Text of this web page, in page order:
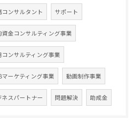
コンサルタント サポート
資金コンサルティング事業
コンサルティング事業
マーケティング事業 動画制作事業
ネスパートナー 問題解決 助成金